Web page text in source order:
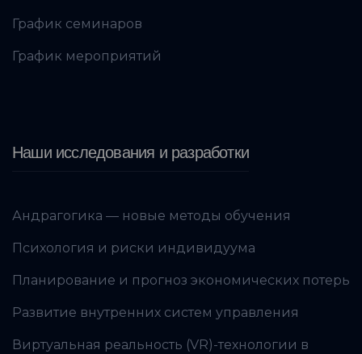
График семинаров
График мероприятий
Наши исследования и разработки
Андрагогика — новые методы обучения
Психология и риски индивидуума
Планирование и прогноз экономических потерь
Развитие внутренних систем управления
Виртуальная реальность (VR)-технологии в